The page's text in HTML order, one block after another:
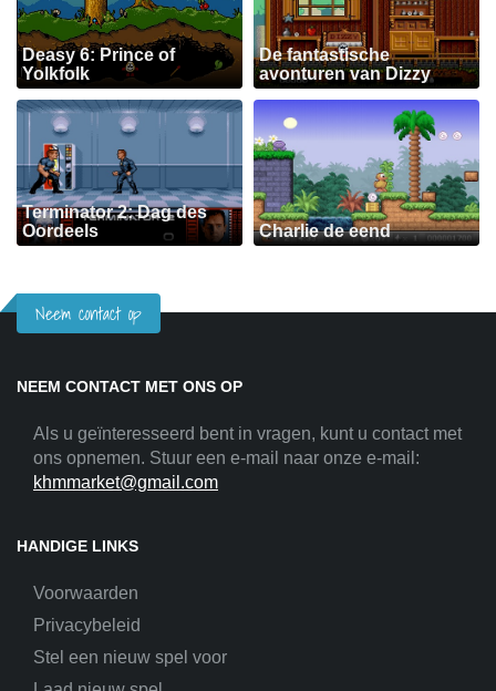
Deasy 6: Prince of
Yolkfolk
De fantastische
avonturen van Dizzy
Terminator 2: Dag des
Oordeels
Charlie de eend
Neem contact op
NEEM CONTACT MET ONS OP
Als u geïnteresseerd bent in vragen, kunt u contact met
ons opnemen. Stuur een e-mail naar onze e-mail:
khmmarket@gmail.com
HANDIGE LINKS
Voorwaarden
Privacybeleid
Stel een nieuw spel voor